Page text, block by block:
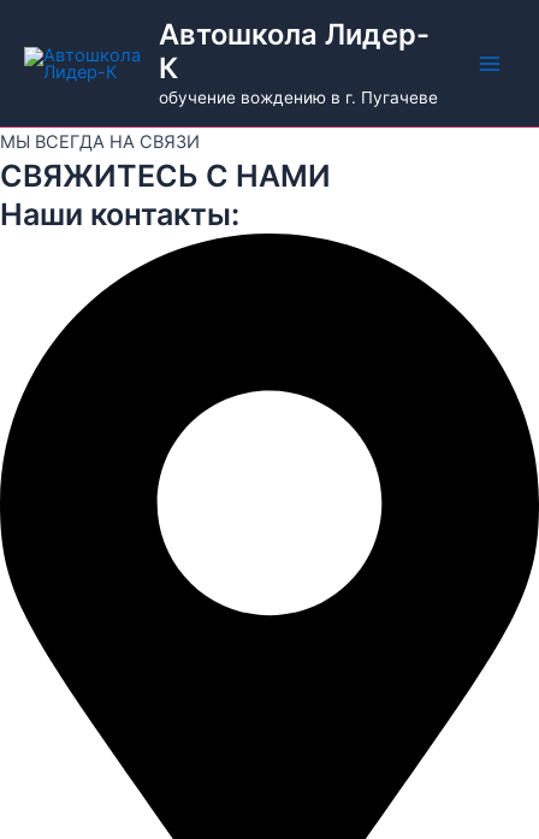
содержимому
Автошкола Лидер-
К
обучение вождению в г. Пугачеве
МЫ ВСЕГДА НА СВЯЗИ
СВЯЖИТЕСЬ С НАМИ
Наши контакты: